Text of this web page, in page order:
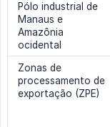
Pólo industrial de
Manaus e
Amazônia
ocidental
Zonas de
processamento de
exportação (ZPE)